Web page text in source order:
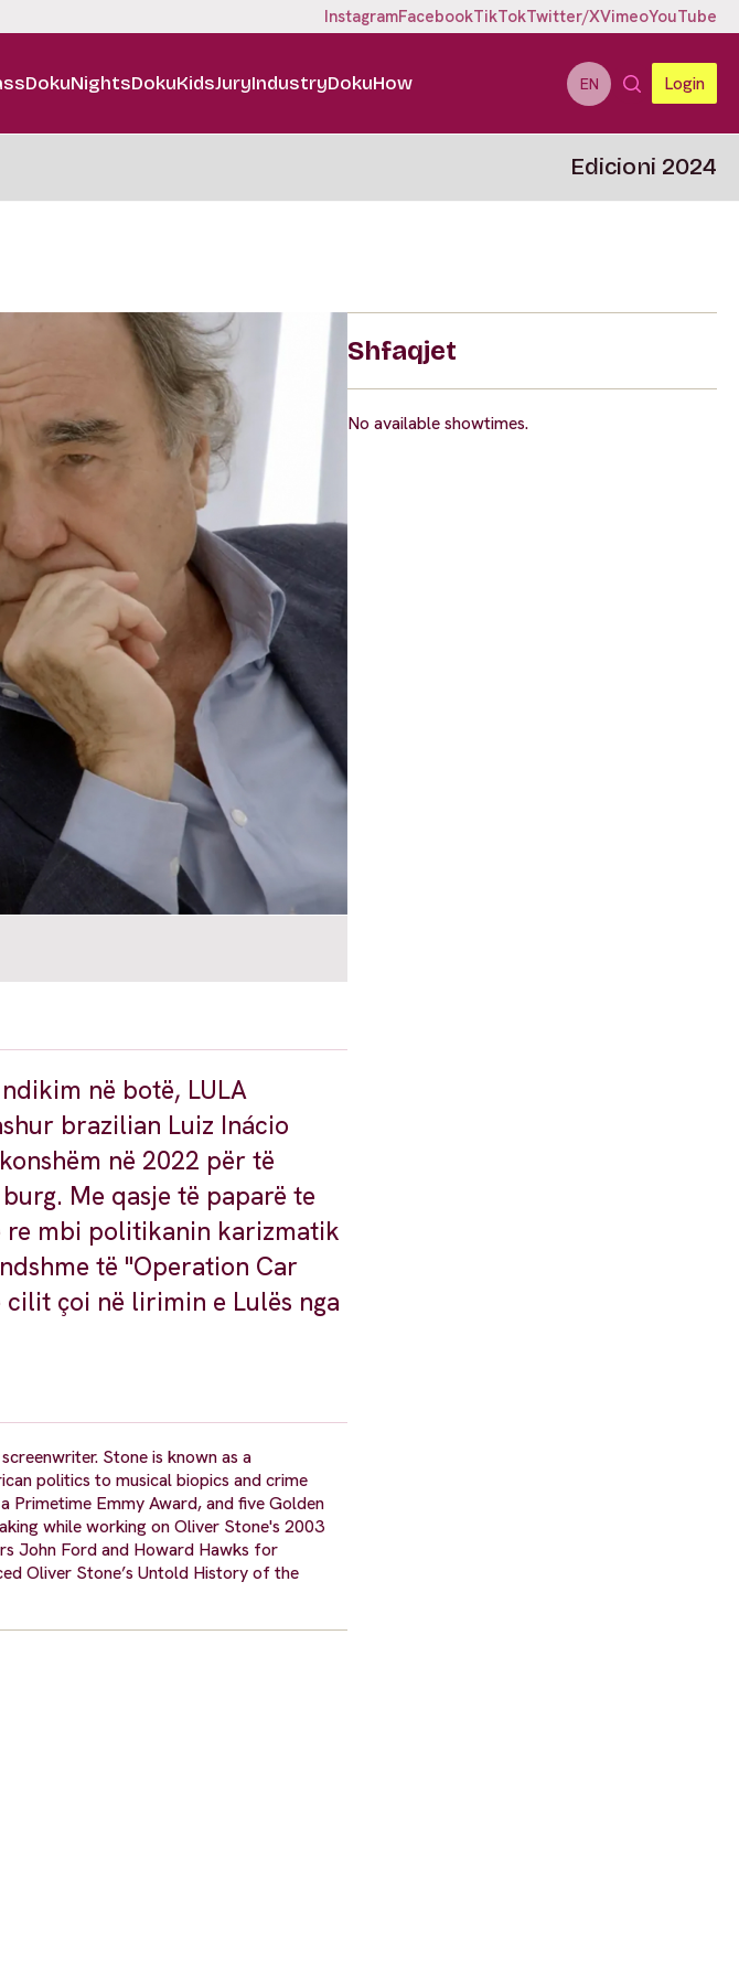
InstagramFacebookTikTokTwitter/XVimeoYouTube
DokuNightsDokuKidsJuryIndustryDokuHow EN Login
Edicioni 2024
në botë, LULA
brazilian Luiz Inácio
në 2022 për të
Me qasje të paparë te
re mbi politikanin karizmatik
të "Operation Car
çoi në lirimin e Lulës nga
Stone is known as a
politics to musical biopics and crime
Primetime Emmy Award, and five Golden
while working on Oliver Stone's 2003
John Ford and Howard Hawks for
Oliver Stone’s Untold History of the
Shfaqjet
No available showtimes.